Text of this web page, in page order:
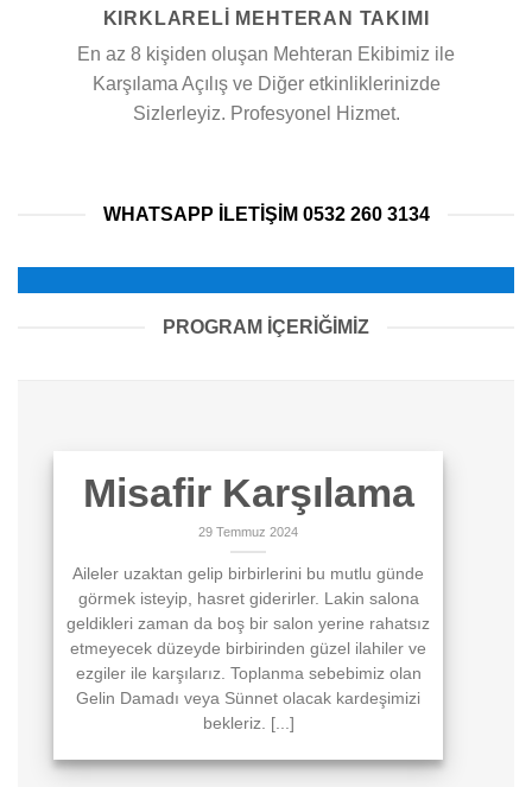
KIRKLARELİ MEHTERAN TAKIMI
En az 8 kişiden oluşan Mehteran Ekibimiz ile
Karşılama Açılış ve Diğer etkinliklerinizde
Sizlerleyiz. Profesyonel Hizmet.
WHATSAPP ILETIŞIM 0532 260 3134
PROGRAM İÇERİĞİMİZ
Misafir Karşılama
29 Temmuz 2024
Aileler uzaktan gelip birbirlerini bu mutlu günde
görmek isteyip, hasret giderirler. Lakin salona
geldikleri zaman da boş bir salon yerine rahatsız
etmeyecek düzeyde birbirinden güzel ilahiler ve
ezgiler ile karşılarız. Toplanma sebebimiz olan
Gelin Damadı veya Sünnet olacak kardeşimizi
bekleriz. [...]